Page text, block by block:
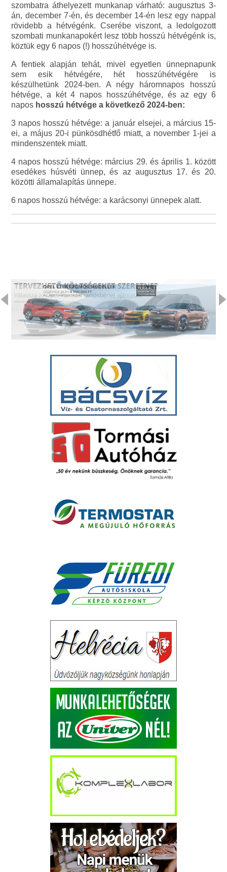
szombatra áthelyezett munkanap várható: augusztus 3-
án, december 7-én, és december 14-én lesz egy nappal
rövidebb a hétvégénk. Cserébe viszont, a ledolgozott
szombati munkanapokért lesz több hosszú hétvégénk is,
köztük egy 6 napos (!) hosszúhétvége is.
A fentiek alapján tehát, mivel egyetlen ünnepnapunk
sem esik hétvégére, hét hosszúhétvégére is
készülhetünk 2024-ben. A négy háromnapos hosszú
hétvége, a két 4 napos hosszúhétvége, és az egy 6
napos hosszú hétvége a következő 2024-ben:
3 napos hosszú hétvége: a január elsejei, a március 15-
ei, a május 20-i pünkösdhétfő miatt, a november 1-jei a
mindenszentek miatt.
4 napos hosszú hétvége: március 29. és április 1. között
esedékes húsvéti ünnep, és az augusztus 17. és 20.
közötti államalapítás ünnepe.
6 napos hosszú hétvége: a karácsonyi ünnepek alatt.